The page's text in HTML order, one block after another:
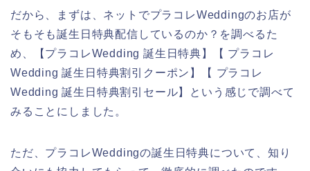
だから、まずは、ネットでプラコレWeddingのお店が
そもそも誕生日特典配信しているのか？を調べるた
め、【プラコレWedding 誕生日特典】【 プラコレ
Wedding 誕生日特典割引クーポン】【 プラコレ
Wedding 誕生日特典割引セール】という感じで調べて
みることにしました。
ただ、プラコレWeddingの誕生日特典について、知り